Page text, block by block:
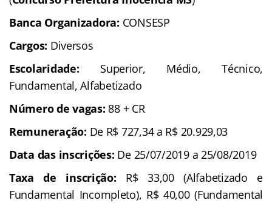
Banca Organizadora: CONSESP
Cargos: Diversos
Escolaridade: Superior, Médio, Técnico,
Fundamental, Alfabetizado
Número de vagas: 88 + CR
Remuneração: De R$ 727,34 a R$ 20.929,03
Data das inscrições: De 25/07/2019 a 25/08/2019
Taxa de inscrição: R$ 33,00 (Alfabetizado e
Fundamental Incompleto), R$ 40,00 (Fundamental